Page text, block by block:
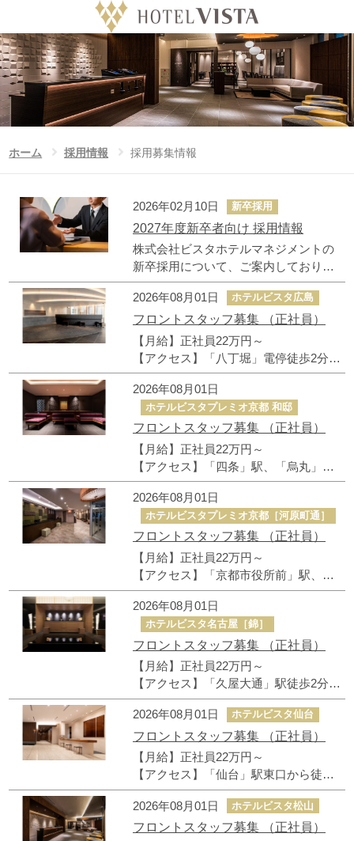
ホテル
チェックイン日 日付未定
泊
お子様
地図から地域を選択してください
採用募集情報
ホーム 採用情報 採用募集情報
2026年02月10日 新卒採用
2027年度新卒者向け 採用情報
株式会社ビスタホテルマネジメントの
新卒採用について、ご案内しておりま
す。
2026年08月01日
ホテルビスタ広島
フロントスタッフ募集 （正社員）
【月給】正社員22万円～
【アクセス】「八丁堀」電停徒歩2分、
「広島」駅徒歩15分
2026年08月01日
ホテルビスタプレミオ京都 和邸
フロントスタッフ募集 （正社員）
【月給】正社員22万円～
【アクセス】「四条」駅、「烏丸」駅
から徒歩7分、「烏丸御池駅」から徒歩
9分
2026年08月01日
ホテルビスタプレミオ京都［河原町通］
フロントスタッフ募集 （正社員）
【月給】正社員22万円～
【アクセス】「京都市役所前」駅、
「京都河原町」駅、「三条」駅から各
徒歩6分
2026年08月01日
ホテルビスタ名古屋［錦］
フロントスタッフ募集 （正社員）
【月給】正社員22万円～
【アクセス】「久屋大通」駅徒歩2分、
「栄」駅徒歩5分
2026年08月01日
ホテルビスタ仙台
フロントスタッフ募集 （正社員）
【月給】正社員22万円～
【アクセス】「仙台」駅東口から徒歩4
分、「宮城野通」駅から徒歩1分
2026年08月01日
ホテルビスタ松山
フロントスタッフ募集 （正社員）
公式サイト予約特典
ビスタグループホテル一覧
ニュース
よくあるお問合せ
各ホテルからのお知らせ
ホテルビスタメンバーズクラブ
採用情報
利用規約/ポリシー